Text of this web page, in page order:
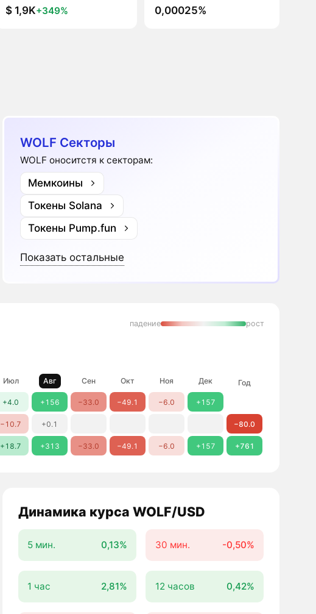
$ 1,9K+349%
0,00025%
WOLF Секторы
WOLF оноситстя к секторам:
Мемкоины
Токены Solana
Токены Pump.fun
Показать остальные
падение рост
Июл Авг Сен Окт Ноя Дек Год
+4.0 +156 −33.0 −49.1 −6.0 +157
−10.7 +0.1 −80.0
+18.7 +313 −33.0 −49.1 −6.0 +157 +761
Динамика курса WOLF/USD
5 мин. 0,13% 30 мин. -0,50%
1 час 2,81% 12 часов 0,42%